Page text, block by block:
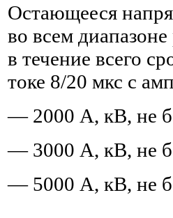
Остающееся
во всем
в течение всего
токе 8/20 мкс с
— 2000 А, кВ, не
— 3000 А, кВ, не
— 5000 А, кВ, не